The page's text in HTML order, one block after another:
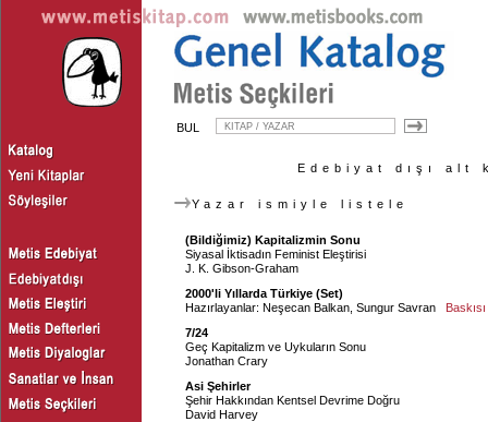
BUL
Edebiyat dışı
Yazar ismiyle listele
(Bildiğimiz) Kapitalizmin Sonu
Siyasal İktisadın Feminist Eleştirisi
J. K. Gibson-Graham
2000'li Yıllarda Türkiye (Set)
Hazırlayanlar: Neşecan Balkan Sungur Savran
7/24
Geç Kapitalizm ve Uykuların Sonu
Jonathan Crary
Asi Şehirler
Şehir Hakkından Kentsel Devrime Doğru
David Harvey